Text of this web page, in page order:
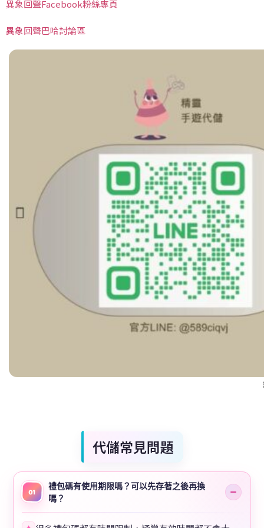
異象回聲Facebook粉絲專頁
異象回聲巴哈討論區
代儲常見問題
01
禮包碼有使用期限嗎？可以先存著之後再換
嗎？